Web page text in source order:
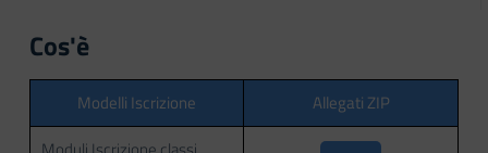
Cos'è
Modelli Iscrizione
Allegati ZIP